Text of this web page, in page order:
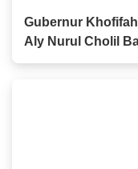
Gubernur Khofifah
Aly Nurul Cholil
Gudangnya Ulama